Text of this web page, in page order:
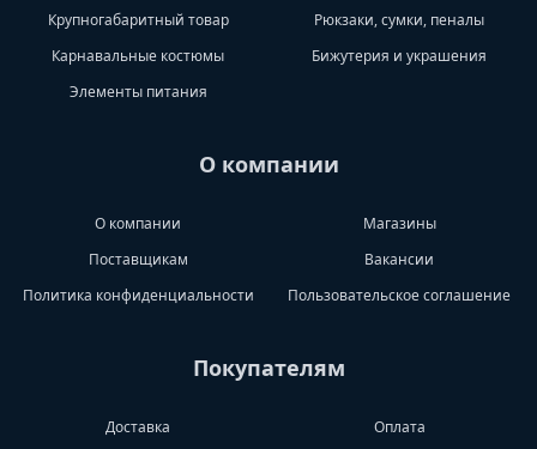
Крупногабаритный товар
Рюкзаки, сумки, пеналы
Карнавальные костюмы
Бижутерия и украшения
Элементы питания
О компании
О компании
Магазины
Поставщикам
Вакансии
Политика конфиденциальности
Пользовательское соглашение
Покупателям
Доставка Оплата